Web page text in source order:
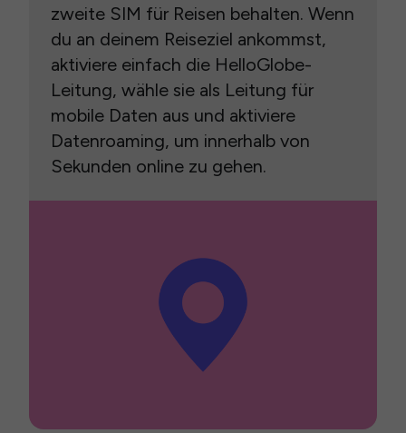
zweite SIM für Reisen behalten. Wenn
du an deinem Reiseziel ankommst,
aktiviere einfach die HelloGlobe-
Leitung, wähle sie als Leitung für
mobile Daten aus und aktiviere
Datenroaming, um innerhalb von
Sekunden online zu gehen.